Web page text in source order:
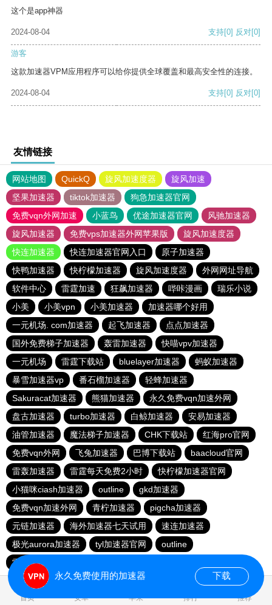
这个是app神器
2024-08-04 支持[0] 反对[0]
游客
这款加速器VPM应用程序可以给你提供全球覆盖和最高安全性的连接。
2024-08-04 支持[0] 反对[0]
友情链接
网站地图 QuickQ 旋风加速度器
旋风加速
坚果加速器
tiktok加速器
狗急加速器官网
免费vqn外网加速
小蓝鸟 优途加速器官网
风驰加速器
旋风加速器
免费vps加速器外网苹果版
旋风加速度器
快连加速器
快连加速器官网入口
原子加速器
快鸭加速器
快柠檬加速器 旋风加速度器
外网网址导航
软件中心
雷霆加速 狂飙加速器 哔咔漫画
瑞乐小说
小美
小美vpn 小美加速器
加速器哪个好用
一元机场. com加速器
起飞加速器
点点加速器
国外免费梯子加速器
轰雷加速器
快喵vpv加速器
一元机场
雷霆下载站 bluelayer加速器
蚂蚁加速器
暴雪加速器vp
番石榴加速器
轻蜂加速器
Sakuracat加速器
熊猫加速器
永久免费vqn加速外网
盘古加速器
turbo加速器 白鲸加速器
安易加速器
油管加速器
魔法梯子加速器 CHK下载站
红海pro官网
免费vqn外网
飞兔加速器 巴博下载站
baacloud官网
雷轰加速器
雷霆每天免费2小时
快柠檬加速器官网
小猫咪ciash加速器
outline
gkd加速器
免费vqn加速外网
青柠加速器
pigcha加速器
元链加速器
海外加速器七天试用
速连加速器
极光aurora加速器
tyl加速器官网
outline
雷霆加速免费永久
首页 安卓 苹果 排行 推荐
永久免费使用的加速器 下载
0.036347s